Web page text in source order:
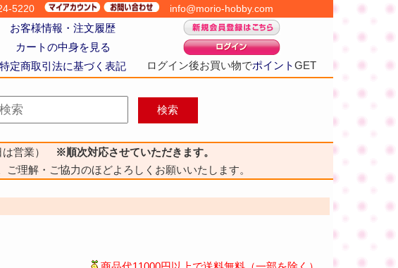
5220 info@morio-hobby.com
お客様情報・注文履歴
ログイン後お買い物でポイントGET
カートの中身を見る
特定商取引法に基づく表記
は営業）
※順次対応させていただきます。
ご理解・ご協力のほどよろしくお願いいたします。